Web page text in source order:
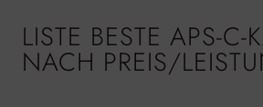
LISTE BESTE APS-C-
NACH PREIS/